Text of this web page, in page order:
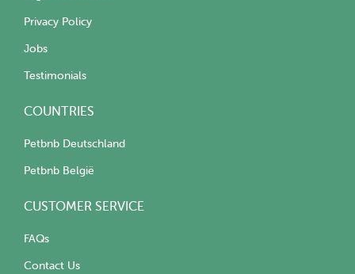
Privacy Policy
Jobs
Testimonials
COUNTRIES
Petbnb Deutschland
Petbnb België
CUSTOMER SERVICE
FAQs
Contact Us